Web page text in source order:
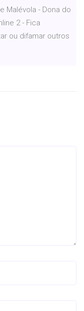
Malévola - Dona do
2 - Fica
ou difamar outros